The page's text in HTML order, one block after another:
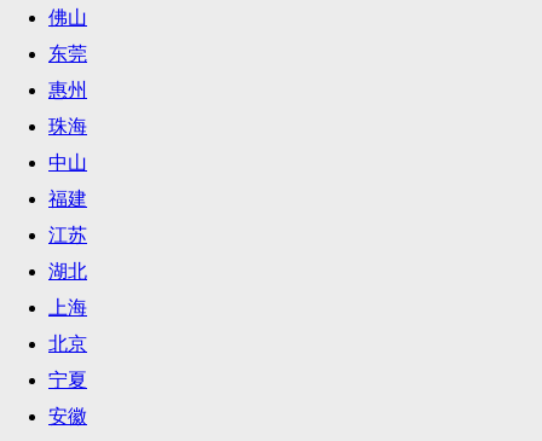
佛山
东莞
惠州
珠海
中山
福建
江苏
湖北
上海
北京
宁夏
安徽